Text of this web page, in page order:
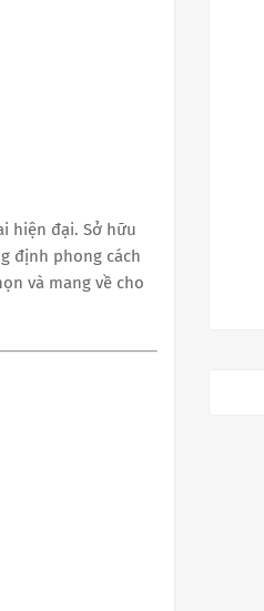
hiện đại. Sở hữu
định phong cách
và mang về cho